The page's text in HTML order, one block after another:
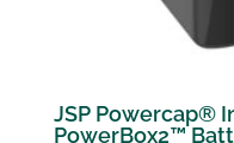
JSP Powercap®
PowerBox2™